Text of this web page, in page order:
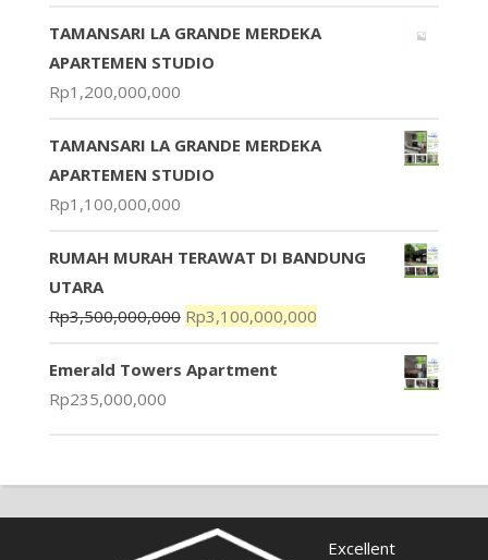
TAMANSARI LA GRANDE MERDEKA
APARTEMEN STUDIO
Rp1,200,000,000
TAMANSARI LA GRANDE MERDEKA
APARTEMEN STUDIO
Rp1,100,000,000
RUMAH MURAH TERAWAT DI BANDUNG
UTARA
Rp3,500,000,000 Rp3,100,000,000
Emerald Towers Apartment
Rp235,000,000
Excellent